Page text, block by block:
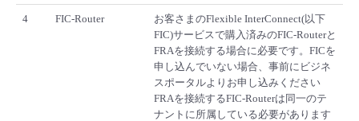
4 FIC-Router
お客さまのFlexible InterConnect(以下
FIC)サービスで購入済みのFIC-Routerと
FRAを接続する場合に必要です。FICを
申し込んでいない場合、事前にビジネ
スポータルよりお申し込みください
FRAを接続するFIC-Routerは同一のテ
ナントに所属している必要があります